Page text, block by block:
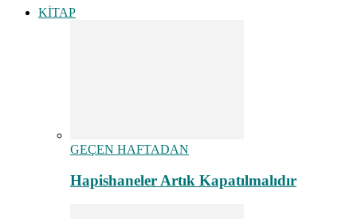
KİTAP
GEÇEN HAFTADAN
Hapishaneler Artık Kapatılmalıdır